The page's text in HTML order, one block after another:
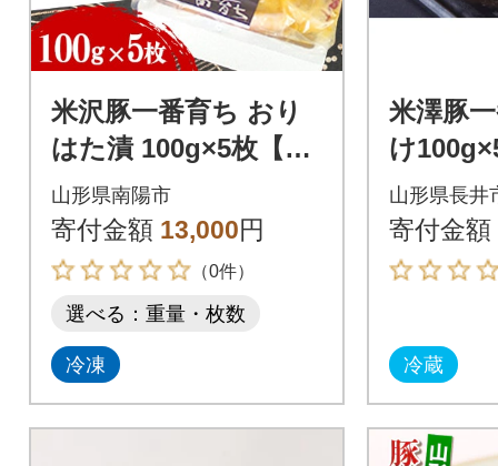
米沢豚一番育ち おり
はた漬 100g×5枚【S4
56】
山形県南陽市
寄付金額 13,000円
（0件）
選べる：重量・枚数
冷凍
米澤豚
け
山形県長井
寄付金額
冷蔵